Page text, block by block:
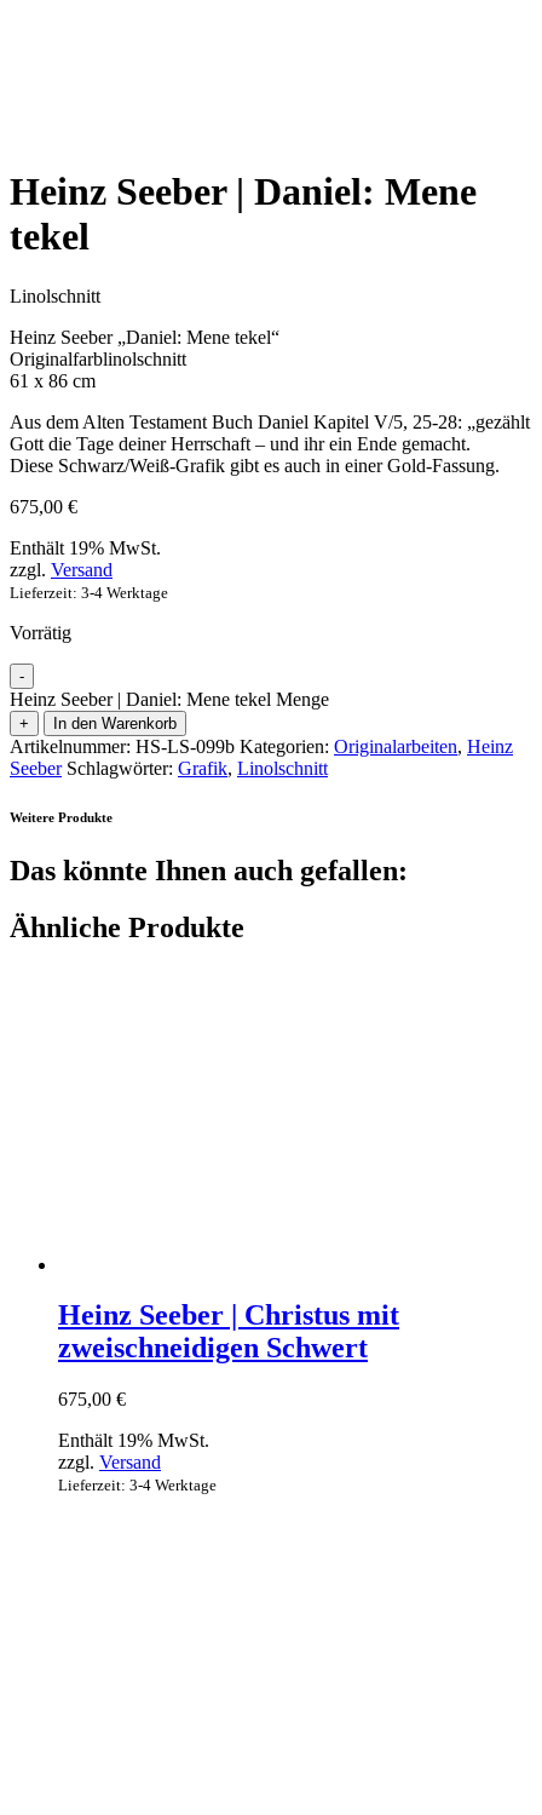
Heinz Seeber | Daniel: Mene
tekel
Linolschnitt
Heinz Seeber „Daniel: Mene tekel“
Originalfarblinolschnitt
61 x 86 cm
Aus dem Alten Testament Buch Daniel Kapitel V/5, 25-28: „gezählt
Gott die Tage deiner Herrschaft – und ihr ein Ende gemacht.
Diese Schwarz/Weiß-Grafik gibt es auch in einer Gold-Fassung.
675,00 €
Enthält 19% MwSt.
zzgl. Versand
Lieferzeit: 3-4 Werktage
Vorrätig
-
Heinz Seeber | Daniel: Mene tekel Menge
+ In den Warenkorb
Artikelnummer: HS-LS-099b Kategorien: Originalarbeiten, Heinz
Seeber Schlagwörter: Grafik, Linolschnitt
Weitere Produkte
Das könnte Ihnen auch gefallen:
Ähnliche Produkte
Heinz Seeber | Christus mit
zweischneidigen Schwert
675,00 €
Enthält 19% MwSt.
zzgl. Versand
Lieferzeit: 3-4 Werktage